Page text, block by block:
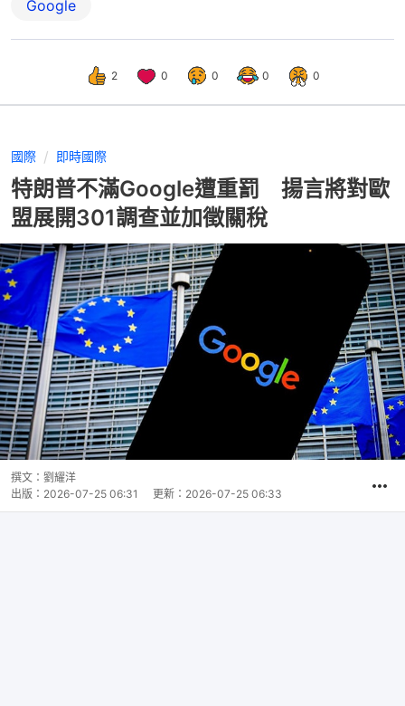
Google
2 0 0 0 0
國際 即時國際
特朗普不滿Google遭重罰 揚言將對歐
盟展開301調查並加徵關稅
撰文： 劉耀洋
出版： 2026-07-25 06:31 更新： 2026-07-25 06:33